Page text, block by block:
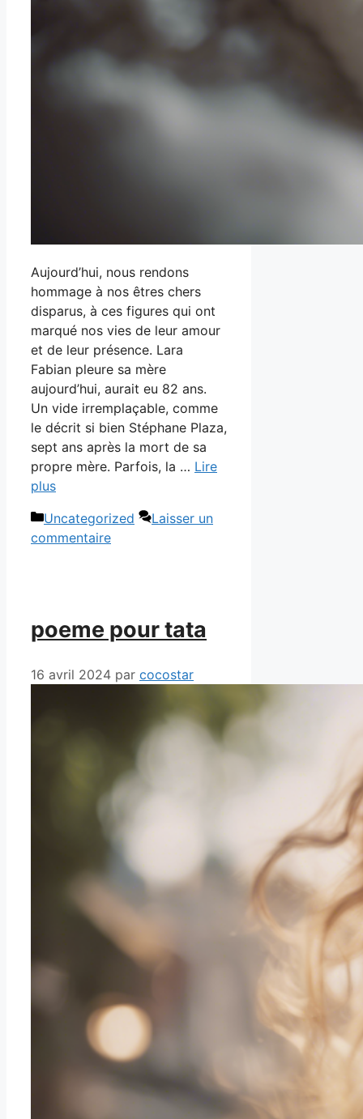
Aujourd’hui, nous rendons
hommage à nos êtres chers
disparus, à ces figures qui ont
marqué nos vies de leur amour
et de leur présence. Lara
Fabian pleure sa mère
aujourd’hui, aurait eu 82 ans.
Un vide irremplaçable, comme
le décrit si bien Stéphane Plaza,
sept ans après la mort de sa
propre mère. Parfois, la … Lire
plus
Catégories
Uncategorized
Laisser un
commentaire
poeme pour tata
16 avril 2024 par cocostar